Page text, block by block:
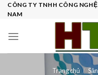
SkipCÔNG TY TNHH CÔNG
NAM
Trang chủ /